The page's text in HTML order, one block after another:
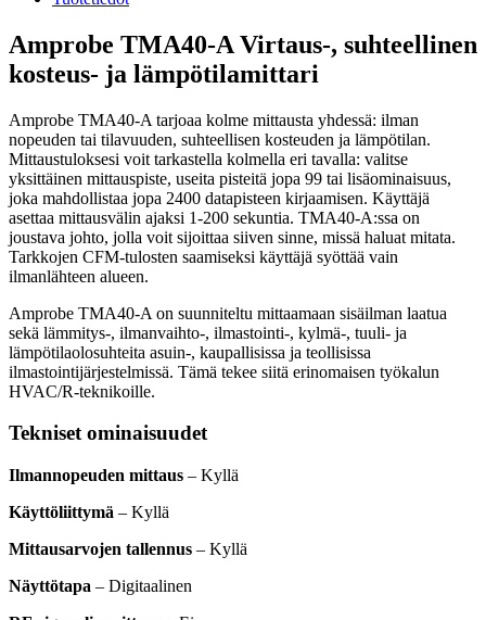
Amprobe TMA40-A Virtaus-, suhteellinen
kosteus- ja lämpötilamittari
Amprobe TMA40-A tarjoaa kolme mittausta yhdessä: ilman
nopeuden tai tilavuuden, suhteellisen kosteuden ja lämpötilan.
Mittaustuloksesi voit tarkastella kolmella eri tavalla: valitse
yksittäinen mittauspiste, useita pisteitä jopa 99 tai lisäominaisuus,
joka mahdollistaa jopa 2400 datapisteen kirjaamisen. Käyttäjä
asettaa mittausvälin ajaksi 1-200 sekuntia. TMA40-A:ssa on
joustava johto, jolla voit sijoittaa siiven sinne, missä haluat mitata.
Tarkkojen CFM-tulosten saamiseksi käyttäjä syöttää vain
ilmanlähteen alueen.
Amprobe TMA40-A on suunniteltu mittaamaan sisäilman laatua
sekä lämmitys-, ilmanvaihto-, ilmastointi-, kylmä-, tuuli- ja
lämpötilaolosuhteita asuin-, kaupallisissa ja teollisissa
ilmastointijärjestelmissä. Tämä tekee siitä erinomaisen työkalun
HVAC/R-teknikoille.
Tekniset ominaisuudet
Ilmannopeuden mittaus – Kyllä
Käyttöliittymä – Kyllä
Mittausarvojen tallennus – Kyllä
Näyttötapa – Digitaalinen